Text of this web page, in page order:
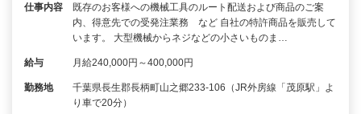
仕事内容
既存のお客様への機械工具のルート配送および商品のご案
内、得意先での受発注業務 など 自社の特許商品を販売して
います。 大型機械からネジなどの小さいものま…
給与 月給240,000円～400,000円
勤務地
千葉県長生郡長柄町山之郷233-106（JR外房線「茂原駅」よ
り車で20分）